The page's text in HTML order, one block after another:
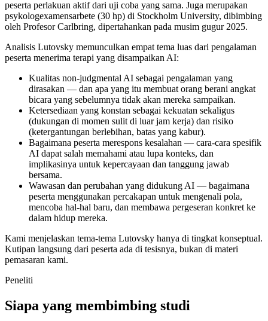
peserta perlakuan aktif dari uji coba yang sama. Juga merupakan
psykologexamensarbete (30 hp) di Stockholm University, dibimbing
oleh Profesor Carlbring, dipertahankan pada musim gugur 2025.
Analisis Lutovsky memunculkan empat tema luas dari pengalaman
peserta menerima terapi yang disampaikan AI:
Kualitas non-judgmental AI sebagai pengalaman yang
dirasakan — dan apa yang itu membuat orang berani angkat
bicara yang sebelumnya tidak akan mereka sampaikan.
Ketersediaan yang konstan sebagai kekuatan sekaligus
(dukungan di momen sulit di luar jam kerja) dan risiko
(ketergantungan berlebihan, batas yang kabur).
Bagaimana peserta merespons kesalahan — cara-cara spesifik
AI dapat salah memahami atau lupa konteks, dan
implikasinya untuk kepercayaan dan tanggung jawab
bersama.
Wawasan dan perubahan yang didukung AI — bagaimana
peserta menggunakan percakapan untuk mengenali pola,
mencoba hal-hal baru, dan membawa pergeseran konkret ke
dalam hidup mereka.
Kami menjelaskan tema-tema Lutovsky hanya di tingkat konseptual.
Kutipan langsung dari peserta ada di tesisnya, bukan di materi
pemasaran kami.
Peneliti
Siapa yang membimbing studi